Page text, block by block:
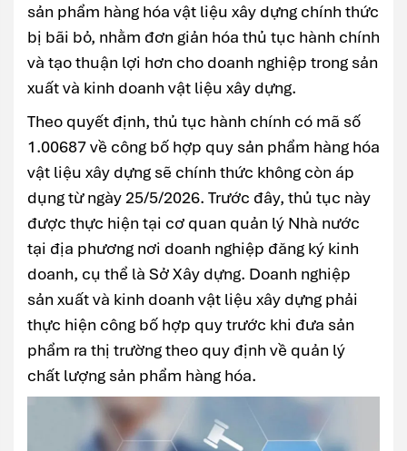
sản phẩm hàng hóa vật liệu xây dựng chính thức
bị bãi bỏ, nhằm đơn giản hóa thủ tục hành chính
và tạo thuận lợi hơn cho doanh nghiệp trong sản
xuất và kinh doanh vật liệu xây dựng.
Theo quyết định, thủ tục hành chính có mã số
1.00687 về công bố hợp quy sản phẩm hàng hóa
vật liệu xây dựng sẽ chính thức không còn áp
dụng từ ngày 25/5/2026. Trước đây, thủ tục này
được thực hiện tại cơ quan quản lý Nhà nước
tại địa phương nơi doanh nghiệp đăng ký kinh
doanh, cụ thể là Sở Xây dựng. Doanh nghiệp
sản xuất và kinh doanh vật liệu xây dựng phải
thực hiện công bố hợp quy trước khi đưa sản
phẩm ra thị trường theo quy định về quản lý
chất lượng sản phẩm hàng hóa.